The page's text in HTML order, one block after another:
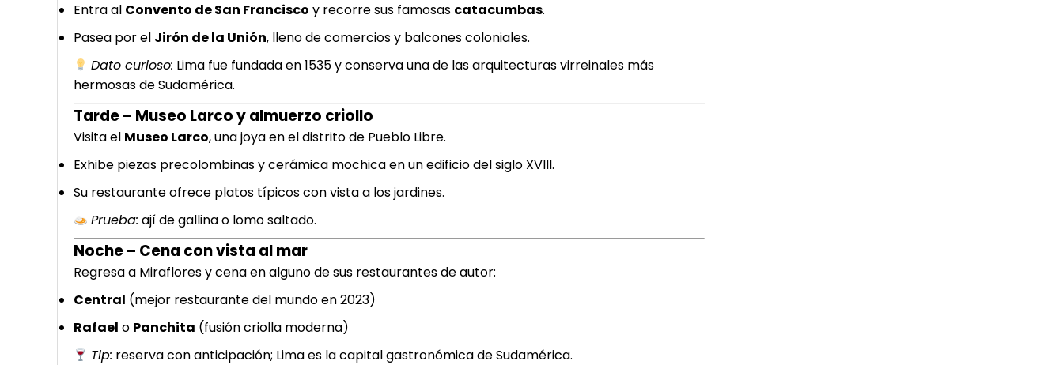
Entra al Convento de San Francisco y recorre sus famosas catacumbas.
Pasea por el Jirón de la Unión, lleno de comercios y balcones coloniales.
Dato curioso: Lima fue fundada en 1535 y conserva una de las arquitecturas virreinales más
hermosas de Sudamérica.
Tarde – Museo Larco y almuerzo criollo
Visita el Museo Larco, una joya en el distrito de Pueblo Libre.
Exhibe piezas precolombinas y cerámica mochica en un edificio del siglo XVIII.
Su restaurante ofrece platos típicos con vista a los jardines.
Prueba: ají de gallina o lomo saltado.
Noche – Cena con vista al mar
Regresa a Miraflores y cena en alguno de sus restaurantes de autor:
Central (mejor restaurante del mundo en 2023)
Rafael o Panchita (fusión criolla moderna)
Tip: reserva con anticipación; Lima es la capital gastronómica de Sudamérica.